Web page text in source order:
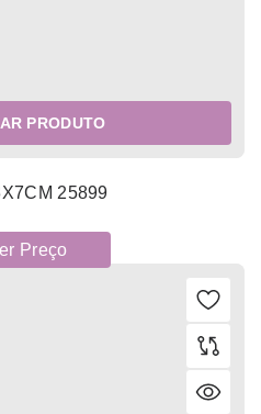
PRODUTO
25899
Preço